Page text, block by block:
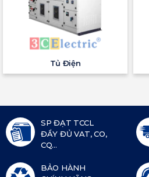
Tủ Điện
SP ĐẠT TCCL
ĐẦY ĐỦ VAT, CO,
CQ...
BẢO HÀNH